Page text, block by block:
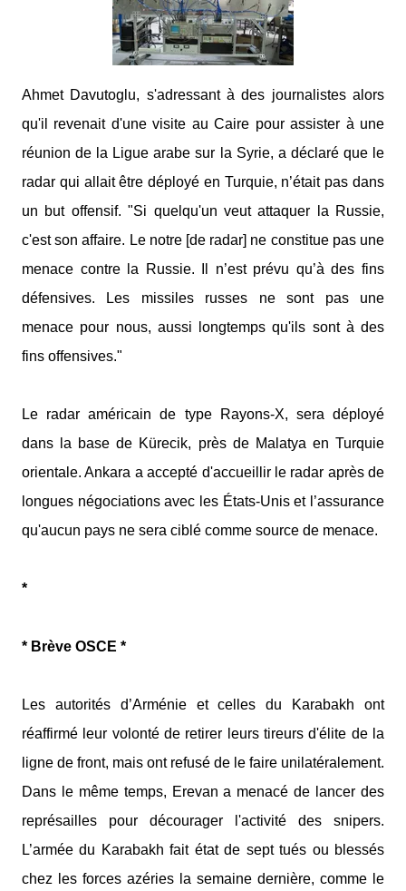
Ahmet Davutoglu, s'adressant à des journalistes alors
qu'il revenait d'une visite au Caire pour assister à une
réunion de la Ligue arabe sur la Syrie, a déclaré que le
radar qui allait être déployé en Turquie, n’était pas dans
un but offensif. "Si quelqu'un veut attaquer la Russie,
c'est son affaire. Le notre [de radar] ne constitue pas une
menace contre la Russie. Il n’est prévu qu’à des fins
défensives. Les missiles russes ne sont pas une
menace pour nous, aussi longtemps qu'ils sont à des
fins offensives."
Le radar américain de type Rayons-X, sera déployé
dans la base de Kürecik, près de Malatya en Turquie
orientale. Ankara a accepté d'accueillir le radar après de
longues négociations avec les États-Unis et l’assurance
qu'aucun pays ne sera ciblé comme source de menace.
*
* Brève OSCE *
Les autorités d’Arménie et celles du Karabakh ont
réaffirmé leur volonté de retirer leurs tireurs d'élite de la
ligne de front, mais ont refusé de le faire unilatéralement.
Dans le même temps, Erevan a menacé de lancer des
représailles pour décourager l'activité des snipers.
L’armée du Karabakh fait état de sept tués ou blessés
chez les forces azéries la semaine dernière, comme le